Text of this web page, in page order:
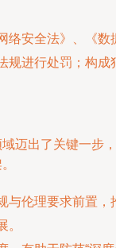
络安全法》、《数
规进行处罚；构成
迈出了关键一步，
与伦理要求前置，
。